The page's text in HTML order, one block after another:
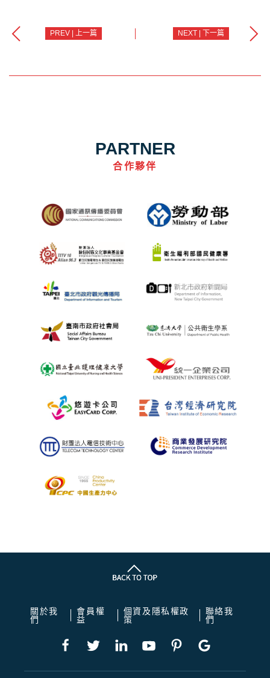
PREV | 上一篇 NEXT | 下一篇
PARTNER
合作夥伴
關於我
們
會員權
益
個資及隱私權政
策
聯絡我
們